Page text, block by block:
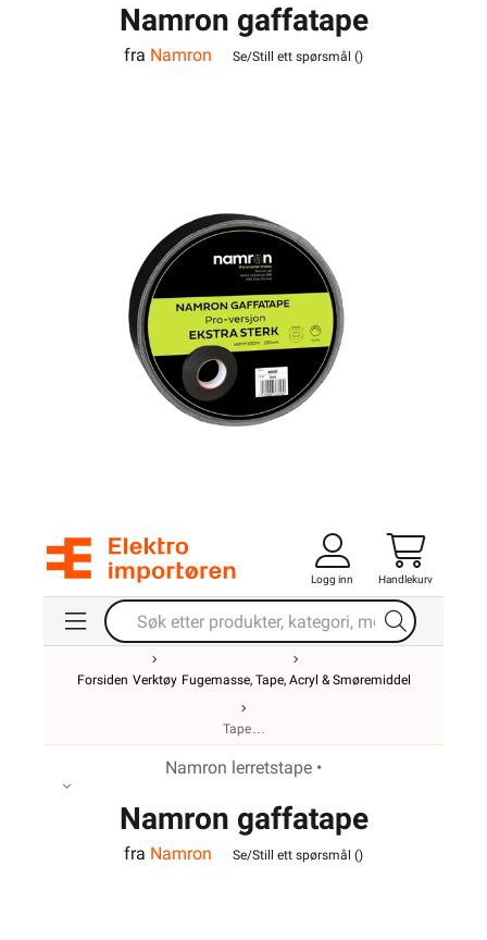
Namron gaffatape
48mmx50m sort Pro
fra Namron Se/Still ett spørsmål ()
Logg inn Handlekurv
Forsiden Verktøy Fugemasse, Tape, Acryl & Smøremiddel
Tape
Namron lerretstape •
Namron gaffatape
48mmx50m sort Pro
fra Namron Se/Still ett spørsmål ()